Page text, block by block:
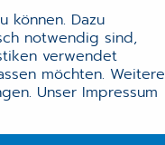
können. Dazu
notwendig sind,
verwendet
möchten. Weitere
. Unser Impressum